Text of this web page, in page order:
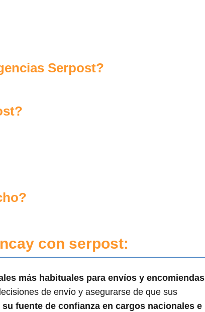
Serpost?
con serpost:
más habituales para envíos y encomiendas
de envío y asegurarse de que sus
su fuente de confianza en cargos nacionales e